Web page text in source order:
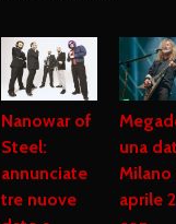
Nanowar of
Steel:
annunciate
tre nuove
una
Milano
aprile